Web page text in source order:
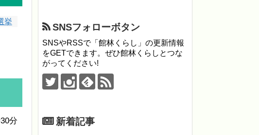
挙
分
SNSフォローボタン
SNSやRSSで「館林くらし」の更新情報
をGETできます。ぜひ館林くらしとつな
がってください!
新着記事